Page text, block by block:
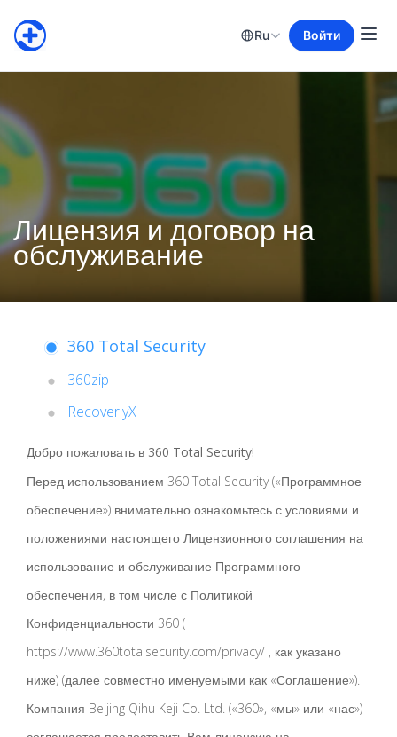
Ru Войти
Лицензия и договор на
обслуживание
360 Total Security
360zip
RecoverlyX
Добро пожаловать в 360 Total Security!
Перед использованием 360 Total Security («Программное
обеспечение») внимательно ознакомьтесь с условиями и
положениями настоящего Лицензионного соглашения на
использование и обслуживание Программного
обеспечения, в том числе с Политикой
Конфиденциальности 360 (
https://www.360totalsecurity.com/privacy/ , как указано
ниже) (далее совместно именуемыми как «Соглашение»).
Компания Beijing Qihu Keji Co. Ltd. («360», «мы» или «нас»)